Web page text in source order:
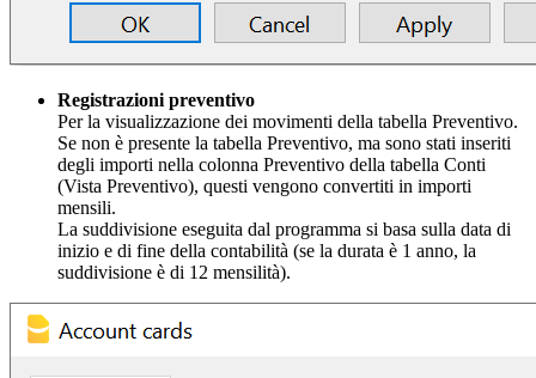
Registrazioni preventivo
Per la visualizzazione dei movimenti della tabella Preventivo.
Se non è presente la tabella Preventivo, ma sono stati inseriti
degli importi nella colonna Preventivo della tabella Conti
(Vista Preventivo), questi vengono convertiti in importi
mensili.
La suddivisione eseguita dal programma si basa sulla data di
inizio e di fine della contabilità (se la durata è 1 anno, la
suddivisione è di 12 mensilità).